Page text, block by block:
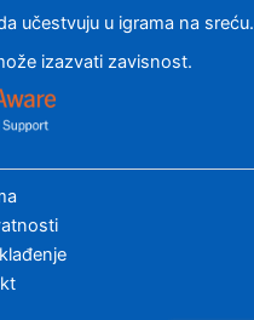
učestvuju u igrama na sreću.
izazvati zavisnost.